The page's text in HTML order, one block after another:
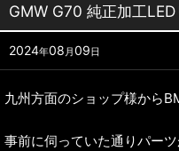
GMW G70 純正加工
2024年08 月 09 日
九州方面のショップ様から
事前に伺っていた通りパー